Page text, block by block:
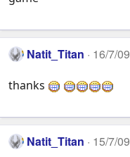
Natit_Titan 16/7/09
thanks
Natit_Titan 15/7/09